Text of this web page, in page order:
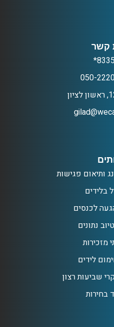
ותיאום פגישות
בלידים
לכנסים
נתונים
מזכירות
שביעות רצון
בחירות
קשר
8335*
050-